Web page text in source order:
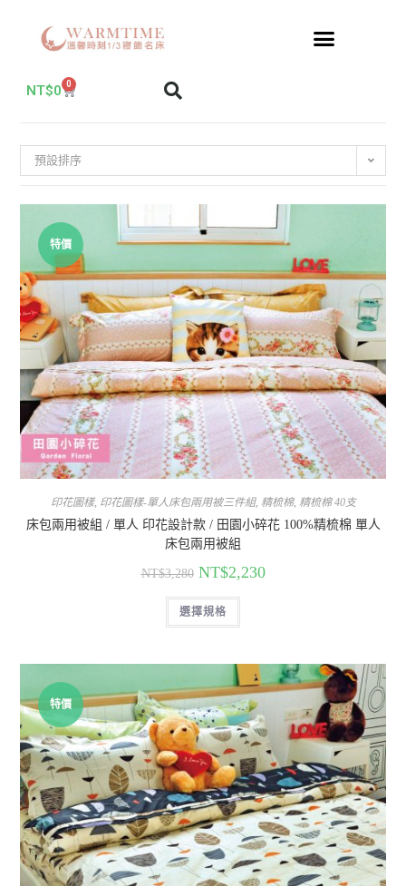
NT$0 0
預設排序
特價
印花圖樣, 印花圖樣-單人床包兩用被三件組, 精梳棉, 精梳棉 40支
床包兩用被組 / 單人 印花設計款 / 田園小碎花 100%精梳棉 單人
床包兩用被組
NT$3,280 NT$2,230
選擇規格
特價